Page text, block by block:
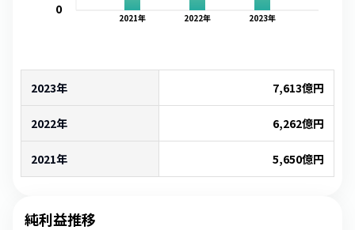
2021年 2022年 2023年
0
2023年 7,613億円
2022年 6,262億円
2021年 5,650億円
純利益推移